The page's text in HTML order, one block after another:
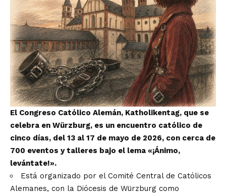
El Congreso Católico Alemán, Katholikentag, que se
celebra en Würzburg, es un encuentro católico de
cinco días, del 13 al 17 de mayo de 2026, con cerca de
700 eventos y talleres bajo el lema «¡Ánimo,
levántate!».
Está organizado por el Comité Central de Católicos
Alemanes, con la Diócesis de Würzburg como